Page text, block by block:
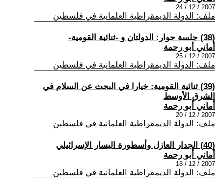
2007 / 12 / 24
ملف: الدولة الديمقراطية العلمانية في فلسطين
(38) جلسة حوار: الدولتان و -ثنائية القومية-
أماني أبو رحمة
2007 / 12 / 25
ملف: الدولة الديمقراطية العلمانية في فلسطين
(39) ثنائية القومية: خيارا في البحث عن السلام في
الشرق الأوسط
أماني أبو رحمة
2007 / 12 / 20
ملف: الدولة الديمقراطية العلمانية في فلسطين
(40) الجدار العازل وأسطورة اليسار الإسرائيلي
أماني أبو رحمة
2007 / 12 / 18
ملف: الدولة الديمقراطية العلمانية في فلسطين